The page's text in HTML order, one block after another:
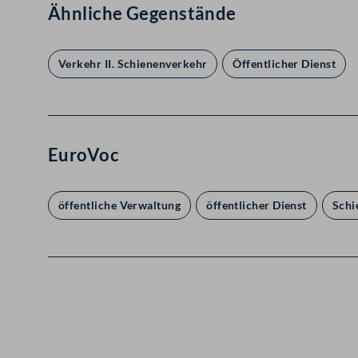
Ähnliche Gegenstände
Verkehr II. Schienenverkehr Öffentlicher Dienst
EuroVoc
öffentliche Verwaltung öffentlicher Dienst